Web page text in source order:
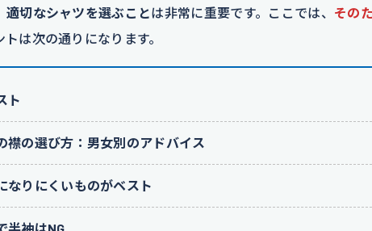
適切なシャツを選ぶことは非常に重要です。ここでは、 その
は次の通りになります。
ト
襟の選び方：男女別のアドバイス
なりにくいものがベスト